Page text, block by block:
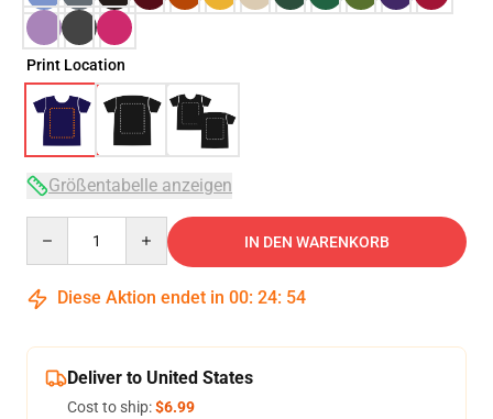
Print Location
Größentabelle anzeigen
IN DEN WARENKORB
Diese Aktion endet in 00: 24: 53
Deliver to United States
Cost to ship:$6.99